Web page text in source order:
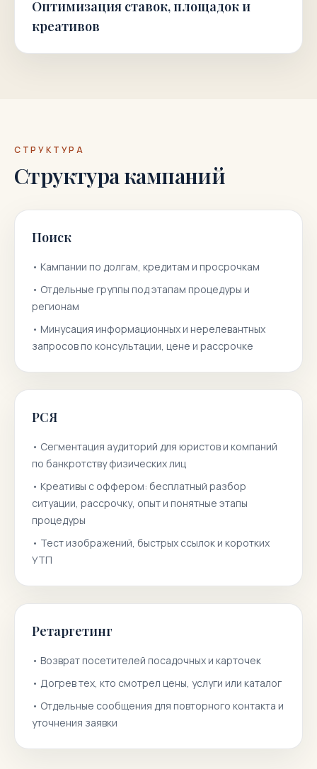
Оптимизация ставок, площадок и
креативов
СТРУКТУРА
Структура кампаний
Поиск
• Кампании по долгам, кредитам и просрочкам
• Отдельные группы под этапам процедуры и
регионам
• Минусация информационных и нерелевантных
запросов по консультации, цене и рассрочке
РСЯ
• Сегментация аудиторий для юристов и компаний
по банкротству физических лиц
• Креативы с оффером: бесплатный разбор
ситуации, рассрочку, опыт и понятные этапы
процедуры
• Тест изображений, быстрых ссылок и коротких
УТП
Ретаргетинг
• Возврат посетителей посадочных и карточек
• Догрев тех, кто смотрел цены, услуги или каталог
• Отдельные сообщения для повторного контакта и
уточнения заявки